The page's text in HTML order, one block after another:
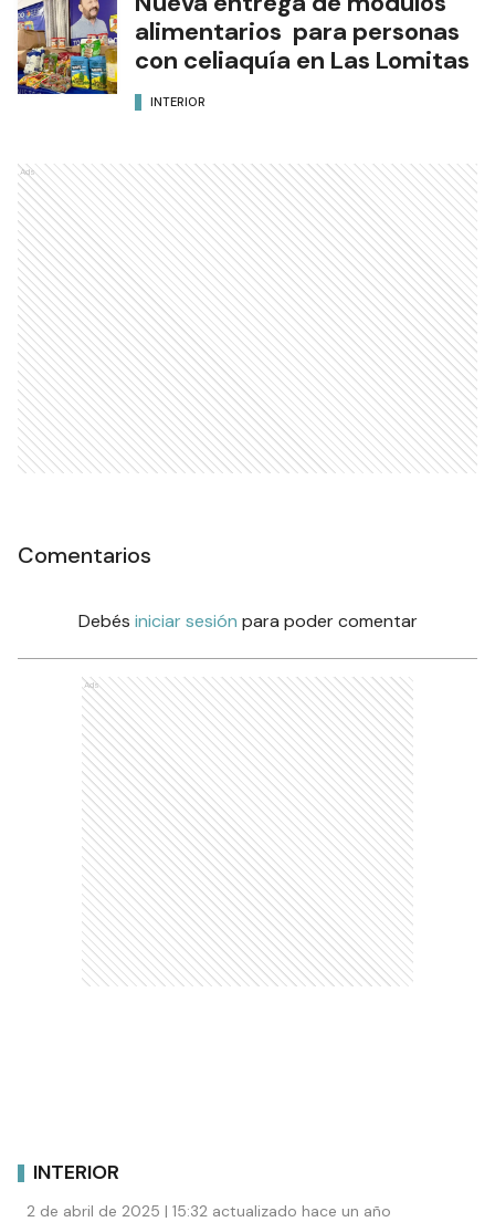
alimentarios para personas
con celiaquía en Las Lomitas
INTERIOR
Ads
Comentarios
Debés iniciar sesión para poder comentar
Ads
INTERIOR
2 de abril de 2025 | 15:32 actualizado hace un año